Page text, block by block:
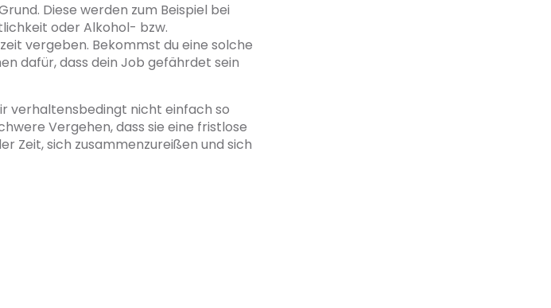
Diese werden zum Beispiel bei
oder Alkohol- bzw.
vergeben. Bekommst du eine solche
dafür, dass dein Job gefährdet sein
verhaltensbedingt nicht einfach so
Vergehen, dass sie eine fristlose
Zeit, sich zusammenzureißen und sich